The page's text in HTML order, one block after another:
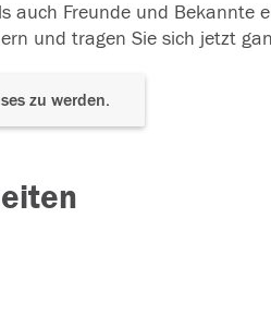
auch Freunde und Bekannte
und tragen Sie sich jetzt
zu werden.